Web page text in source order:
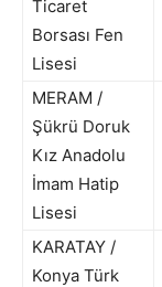
Ticaret
Borsası Fen
Lisesi
MERAM /
Şükrü Doruk
Kız Anadolu
İmam Hatip
Lisesi
KARATAY /
Konya Türk